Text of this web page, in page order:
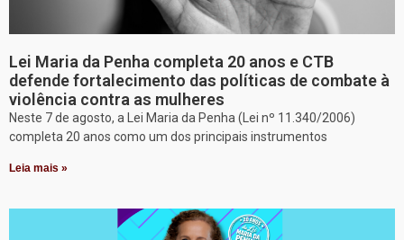
Lei Maria da Penha completa 20 anos e CTB
defende fortalecimento das políticas de combate à
violência contra as mulheres
Neste 7 de agosto, a Lei Maria da Penha (Lei nº 11.340/2006)
completa 20 anos como um dos principais instrumentos
Leia mais »